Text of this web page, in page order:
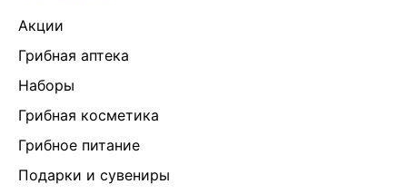
Акции
Грибная аптека
Наборы
Грибная косметика
Грибное питание
Подарки и сувениры